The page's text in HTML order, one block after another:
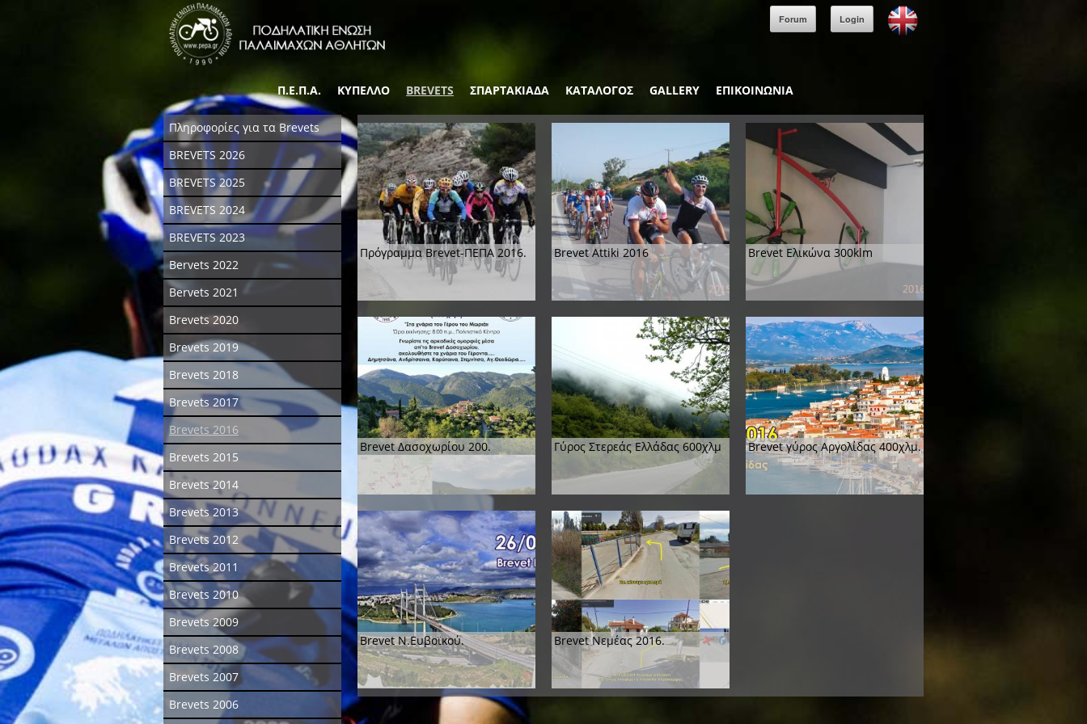
Forum Login
Π.Ε.Π.Α. ΚΥΠΕΛΛΟ BREVETS ΣΠΑΡΤΑΚΙΑΔΑ ΚΑΤΑΛΟΓΟΣ GALLERY ΕΠΙΚΟΙΝΩΝΙΑ
Πληροφορίες για τα Brevets
BREVETS 2026
BREVETS 2025
BREVETS 2024
BREVETS 2023
Bervets 2022
Bervets 2021
Brevets 2020
Brevets 2019
Brevets 2018
Brevets 2017
Brevets 2016
Brevets 2015
Brevets 2014
Brevets 2013
Brevets 2012
Brevets 2011
Brevets 2010
Brevets 2009
Brevets 2008
Brevets 2007
Brevets 2006
Πρόγραμμα Brevet-ΠΕΠΑ 2016. Brevet Attiki 2016 Brevet Ελικώνα 300klm
Brevet Δασοχωρίου 200. Γύρος Στερεάς Ελλάδας 600χλμ Brevet γύρος Αργολίδας 400χλμ.
Brevet Ν.Ευβοϊκού. Brevet Νεμέας 2016.